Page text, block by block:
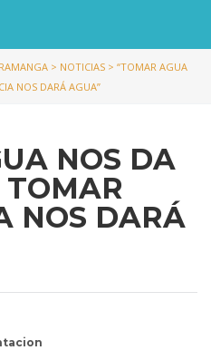
> NOTICIAS > “TOMAR AGUA
NOS DARÁ AGUA”
NOS DA
NOS DARÁ